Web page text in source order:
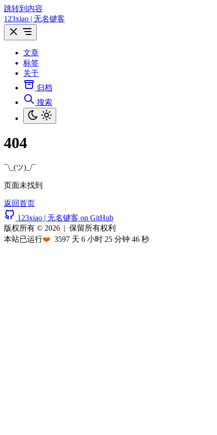
跳转到内容
123xiao | 无名键客
文章
标签
关于
归档
搜索
404
¯\_(ツ)_/¯
页面未找到
返回首页
123xiao | 无名键客 on GitHub
版权所有 © 2026 | 保留所有权利
本站已运行❤️ 3597 天 6 小时 25 分钟 46 秒